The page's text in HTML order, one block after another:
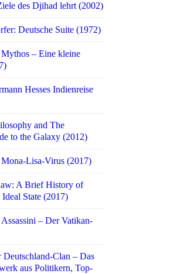
des Djihad lehrt (2002)
Deutsche Suite (1972)
– Eine kleine
Hesses Indienreise
and The
to the Galaxy (2012)
Lisa-Virus (2017)
A Brief History of
Ideal State (2017)
– Der Vatikan-
Deutschland-Clan – Das
aus Politikern, Top-